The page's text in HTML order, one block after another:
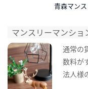
青森マン
マンスリーマンショ
通常の
数料が
法人様